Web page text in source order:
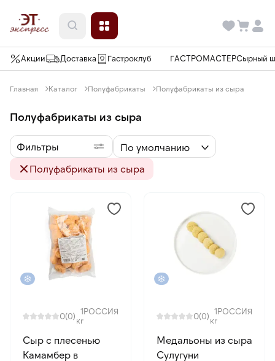
Акции Доставка Гастроклуб ГАСТРОМАСТЕРСырный
Главная Каталог Полуфабрикаты Полуфабрикаты из сыра
Полуфабрикаты из сыра
Фильтры
По умолчанию
Полуфабрикаты из сыра
0(0) 1
кг
РОССИЯ
Сыр с плесенью
Камамбер в
0(0) 1
кг
РОССИЯ
Медальоны из сыра
Сулугуни